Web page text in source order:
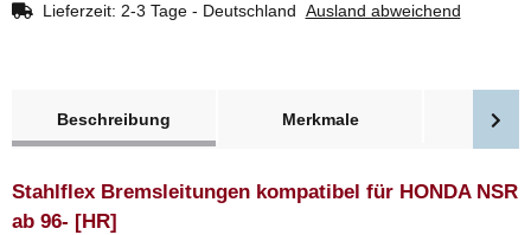
Lieferzeit: 2-3 Tage - Deutschland Ausland abweichend
Beschreibung
Merkmale
Stahlflex Bremsleitungen kompatibel für HONDA NSR
ab 96- [HR]